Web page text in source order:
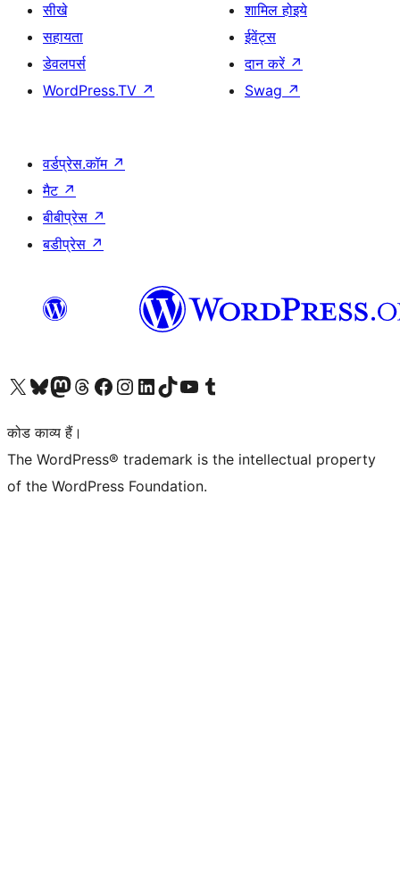
सीखे
सहायता
डेवलपर्स
WordPress.TV ↗
शामिल होइये
ईवेंट्स
दान करें ↗
Swag ↗
वर्डप्रेस.कॉम ↗
मैट ↗
बीबीप्रेस ↗
बडीप्रेस ↗
Visit our X (formerly Twitter) account
हमारे बलुस्की खाते पर जाएँVisit our Mastodon account
हमारे थ्रेड्स अकाउंट पर जाएंहमारे फेसबुक पेज पर जाएँहमारे इंस्टाग्राम अकाउंट पर जाएंहमारे लिंक्डइन खाते पर जाएँहमारे टिकटॉक खाते पर जाएँहमारे यूट्यूब चैनल पर जाएंहमारे Tumblr खाते पर जाएँ
कोड काव्य हैं।
The WordPress® trademark is the intellectual property
of the WordPress Foundation.